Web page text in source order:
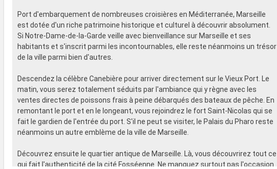
Port d'embarquement de nombreuses croisières en Méditerranée, Marseille
est dotée d'un riche patrimoine historique et culturel à découvrir absolument.
Si Notre-Dame-de-la-Garde veille avec bienveillance sur Marseille et ses
habitants et s'inscrit parmi les incontournables, elle reste néanmoins un trésor
de la ville parmi bien d'autres.
Descendez la célèbre Canebière pour arriver directement sur le Vieux Port. Le
matin, vous serez totalement séduits par l'ambiance qui y règne avec les
ventes directes de poissons frais à peine débarqués des bateaux de pêche. En
remontant le port et en le longeant, vous rejoindrez le fort Saint-Nicolas qui se
fait le gardien de l'entrée du port. S'il ne peut se visiter, le Palais du Pharo reste
néanmoins un autre emblème de la ville de Marseille.
Découvrez ensuite le quartier antique de Marseille. Là, vous découvrirez tout ce
qui fait l'authenticité de la cité Fosséenne. Ne manquez surtout pas l'occasion